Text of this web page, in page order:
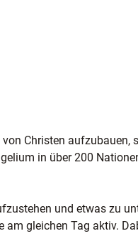
Christen aufzubauen,
in über 200
und etwas zu
am gleichen Tag aktiv.